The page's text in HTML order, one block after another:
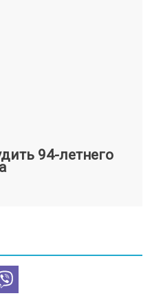
94-летнего